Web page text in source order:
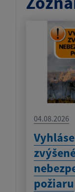
04.08.2026
požiaru